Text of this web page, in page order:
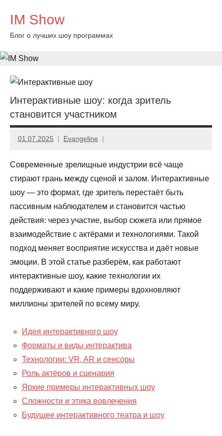
содержимому
IM Show
Блог о лучших шоу программах
Интерактивные шоу: когда зритель
становится участником
01.07.2025 Evangeline
Современные зрелищные индустрии всё чаще
стирают грань между сценой и залом. Интерактивные
шоу — это формат, где зритель перестаёт быть
пассивным наблюдателем и становится частью
действия: через участие, выбор сюжета или прямое
взаимодействие с актёрами и технологиями. Такой
подход меняет восприятие искусства и даёт новые
эмоции. В этой статье разберём, как работают
интерактивные шоу, какие технологии их
поддерживают и какие примеры вдохновляют
миллионы зрителей по всему миру.
Идея интерактивного шоу
Форматы и виды интерактива
Технологии: VR, AR и сенсоры
Роль актёров и сценария
Яркие примеры интерактивных шоу
Сложности и этика вовлечения
Будущее интерактивного театра и шоу